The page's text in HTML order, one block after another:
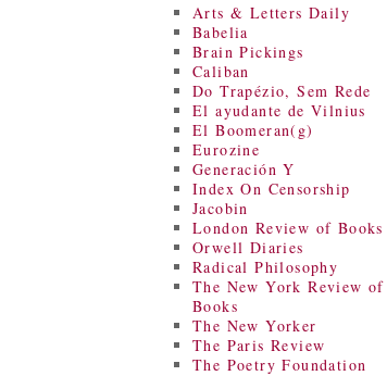
Arts & Letters Daily
Babelia
Brain Pickings
Caliban
Do Trapézio, Sem Rede
El ayudante de Vilnius
El Boomeran(g)
Eurozine
Generación Y
Index On Censorship
Jacobin
London Review of Books
Orwell Diaries
Radical Philosophy
The New York Review of
Books
The New Yorker
The Paris Review
The Poetry Foundation